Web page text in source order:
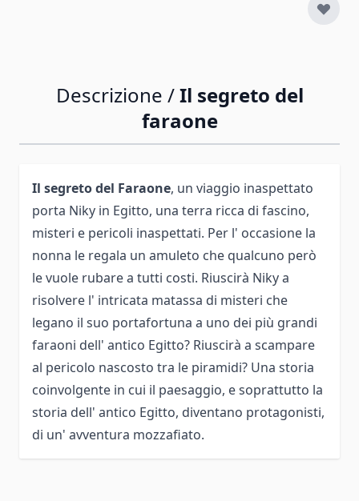
Descrizione /Il segreto del
faraone
Il segreto del Faraone, un viaggio inaspettato
porta Niky in Egitto, una terra ricca di fascino,
misteri e pericoli inaspettati. Per l' occasione la
nonna le regala un amuleto che qualcuno però
le vuole rubare a tutti costi. Riuscirà Niky a
risolvere l' intricata matassa di misteri che
legano il suo portafortuna a uno dei più grandi
faraoni dell' antico Egitto? Riuscirà a scampare
al pericolo nascosto tra le piramidi? Una storia
coinvolgente in cui il paesaggio, e soprattutto la
storia dell' antico Egitto, diventano protagonisti,
di un' avventura mozzafiato.